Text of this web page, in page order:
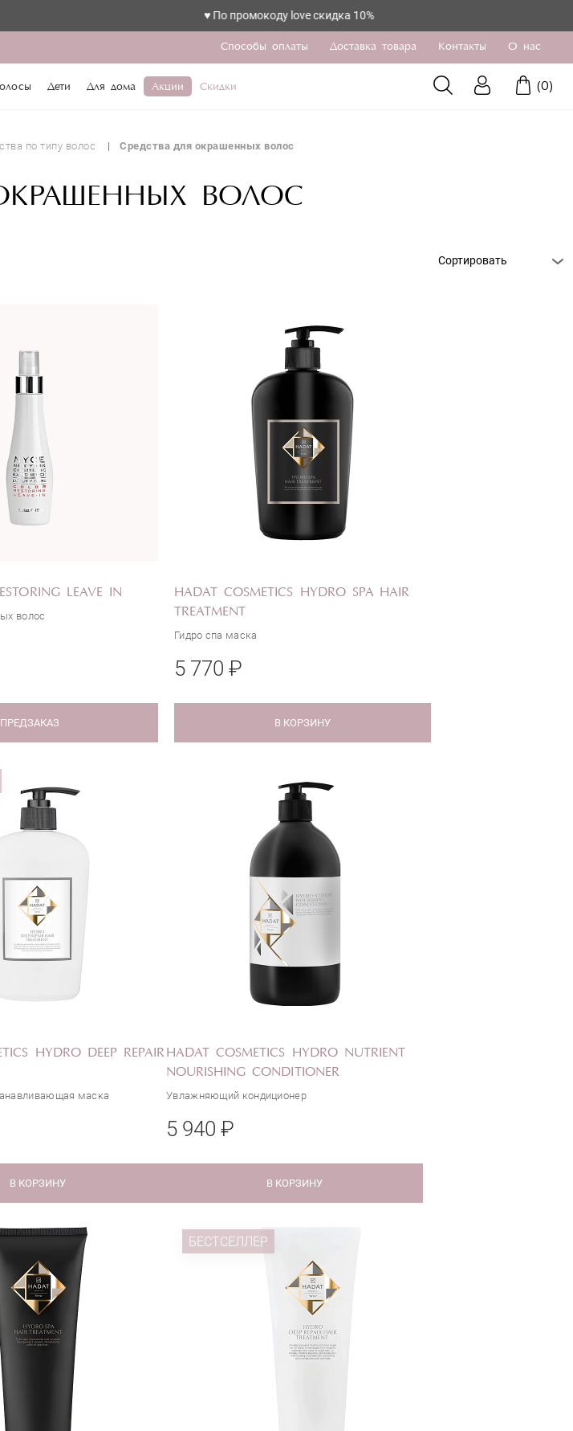
♥️ По промокоду love скидка 10%
Способы оплаты Доставка товара Контакты О нас
Дети Для дома Акции Скидки (0)
по типу волос Средства для окрашенных волос
ВОЛОС
Сортировать
LEAVE IN
волос
ПРЕДЗАКАЗ
HADAT COSMETICS HYDRO SPA HAIR
TREATMENT
Гидро спа маска
5 770 ₽
В КОРЗИНУ
HYDRO DEEP REPAIR
маска
В КОРЗИНУ
HADAT COSMETICS HYDRO NUTRIENT
NOURISHING CONDITIONER
Увлажняющий кондиционер
5 940 ₽
В КОРЗИНУ
БЕСТСЕЛЛЕР